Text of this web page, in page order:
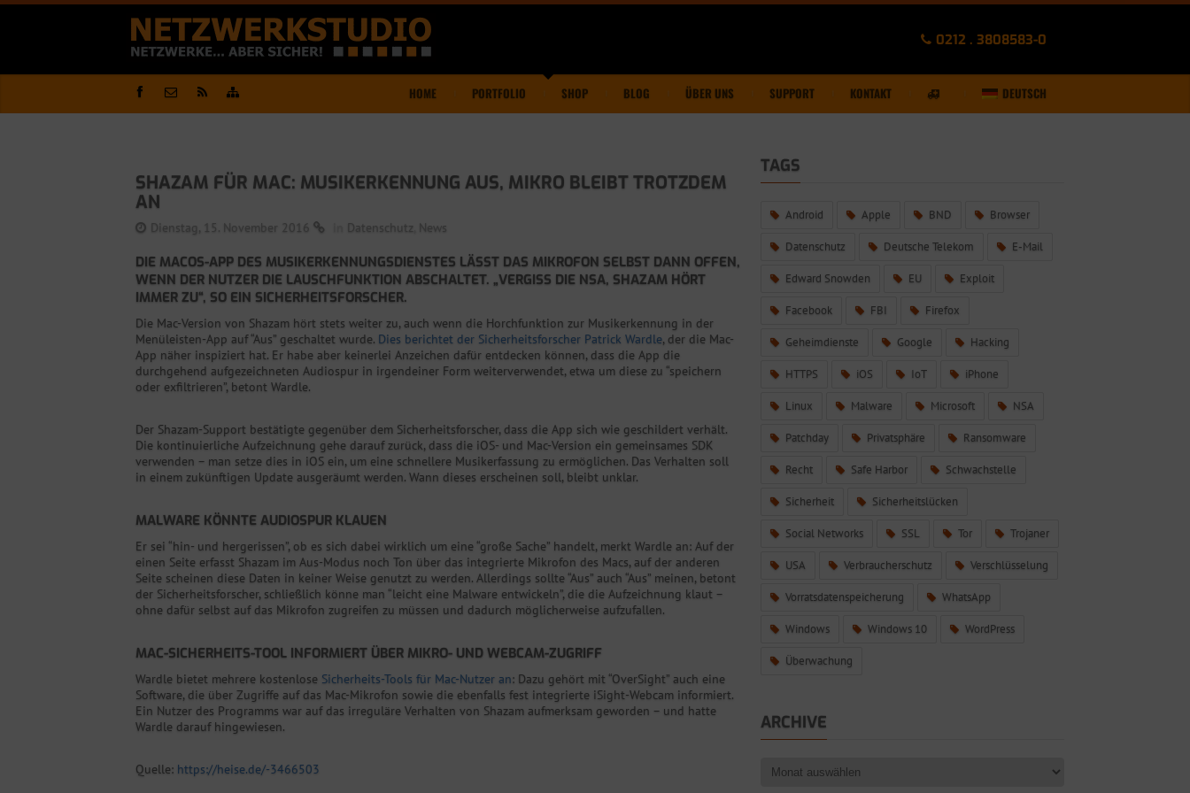
0212 . 3808583-0
HOME PORTFOLIO SHOP BLOG ÜBER UNS SUPPORT KONTAKT DEUTSCH
SHAZAM FÜR MAC: MUSIKERKENNUNG AUS, MIKRO BLEIBT TROTZDEM
AN
Dienstag, 15. November 2016 Datenschutz News
DIE MACOS-APP DES MUSIKERKENNUNGSDIENSTES LÄSST DAS MIKROFON SELBST DANN OFFEN,
WENN DER NUTZER DIE LAUSCHFUNKTION ABSCHALTET. „VERGISS DIE NSA, SHAZAM HÖRT
IMMER ZU“, SO EIN SICHERHEITSFORSCHER.
Die Mac-Version von Shazam hört stets weiter zu, auch wenn die Horchfunktion zur Musikerkennung in der
Menüleisten-App auf “Aus” geschaltet wurde. Dies berichtet der Sicherheitsforscher Patrick Wardle, der die Mac-
App näher inspiziert hat. Er habe aber keinerlei Anzeichen dafür entdecken können, dass die App die
durchgehend aufgezeichneten Audiospur in irgendeiner Form weiterverwendet, etwa um diese zu “speichern
oder exfiltrieren”, betont Wardle.
Der Shazam-Support bestätigte gegenüber dem Sicherheitsforscher, dass die App sich wie geschildert verhält.
Die kontinuierliche Aufzeichnung gehe darauf zurück, dass die iOS- und Mac-Version ein gemeinsames SDK
verwenden – man setze dies in iOS ein, um eine schnellere Musikerfassung zu ermöglichen. Das Verhalten soll
in einem zukünftigen Update ausgeräumt werden. Wann dieses erscheinen soll, bleibt unklar.
MALWARE KÖNNTE AUDIOSPUR KLAUEN
Er sei “hin- und hergerissen”, ob es sich dabei wirklich um eine “große Sache” handelt, merkt Wardle an: Auf der
einen Seite erfasst Shazam im Aus-Modus noch Ton über das integrierte Mikrofon des Macs, auf der anderen
Seite scheinen diese Daten in keiner Weise genutzt zu werden. Allerdings sollte “Aus” auch “Aus” meinen, betont
der Sicherheitsforscher, schließlich könne man “leicht eine Malware entwickeln”, die die Aufzeichnung klaut –
ohne dafür selbst auf das Mikrofon zugreifen zu müssen und dadurch möglicherweise aufzufallen.
MAC-SICHERHEITS-TOOL INFORMIERT ÜBER MIKRO- UND WEBCAM-ZUGRIFF
Wardle bietet mehrere kostenlose Sicherheits-Tools für Mac-Nutzer an: Dazu gehört mit “OverSight” auch eine
Software, die über Zugriffe auf das Mac-Mikrofon sowie die ebenfalls fest integrierte iSight-Webcam informiert.
Ein Nutzer des Programms war auf das irreguläre Verhalten von Shazam aufmerksam geworden – und hatte
Wardle darauf hingewiesen.
Quelle: https://heise.de/-3466503
TAGS
Android Apple BND Browser
Datenschutz Deutsche Telekom E-Mail
Edward Snowden EU Exploit
Facebook FBI Firefox
Geheimdienste Google Hacking
HTTPS iOS IoT iPhone
Linux Malware Microsoft NSA
Patchday Privatsphäre Ransomware
Recht Safe Harbor Schwachstelle
Sicherheit Sicherheitslücken
Social Networks SSL Tor Trojaner
USA Verbraucherschutz Verschlüsselung
Vorratsdatenspeicherung WhatsApp
Windows Windows 10 WordPress
Überwachung
ARCHIVE